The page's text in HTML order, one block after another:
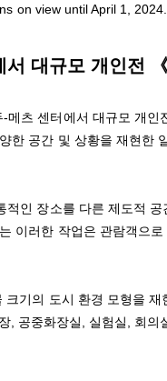
on view until April 1, 2024.
대규모 개인전
츠 센터에서 대규모 개
한 공간 및 상황을 재현한
인 장소를 다른 제도적
이러한 작업은 관람객으
기의 도시 환경 모형을
공중화장실, 실험실, 회